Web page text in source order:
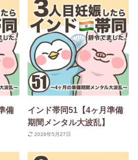
備
インド帯同51【4ヶ月準備
期間メンタル大波乱】
2026年5月27日